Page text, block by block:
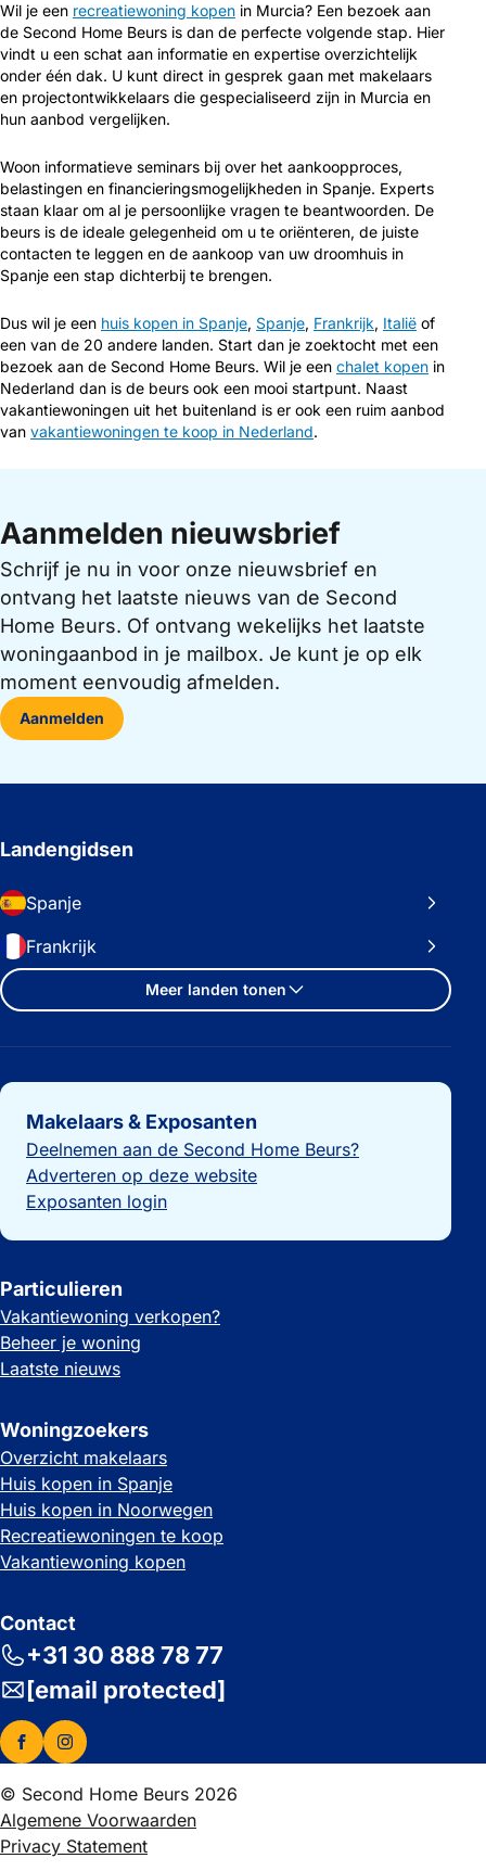
Wil je een recreatiewoning kopen in Murcia? Een bezoek aan
de Second Home Beurs is dan de perfecte volgende stap. Hier
vindt u een schat aan informatie en expertise overzichtelijk
onder één dak. U kunt direct in gesprek gaan met makelaars
en projectontwikkelaars die gespecialiseerd zijn in Murcia en
hun aanbod vergelijken.
Woon informatieve seminars bij over het aankoopproces,
belastingen en financieringsmogelijkheden in Spanje. Experts
staan klaar om al je persoonlijke vragen te beantwoorden. De
beurs is de ideale gelegenheid om u te oriënteren, de juiste
contacten te leggen en de aankoop van uw droomhuis in
Spanje een stap dichterbij te brengen.
Dus wil je een huis kopen in Spanje, Spanje, Frankrijk, Italië of
een van de 20 andere landen. Start dan je zoektocht met een
bezoek aan de Second Home Beurs. Wil je een chalet kopen in
Nederland dan is de beurs ook een mooi startpunt. Naast
vakantiewoningen uit het buitenland is er ook een ruim aanbod
van vakantiewoningen te koop in Nederland.
Aanmelden nieuwsbrief
Schrijf je nu in voor onze nieuwsbrief en
ontvang het laatste nieuws van de Second
Home Beurs. Of ontvang wekelijks het laatste
woningaanbod in je mailbox. Je kunt je op elk
moment eenvoudig afmelden.
Aanmelden
Landengidsen
Spanje
Frankrijk
Meer landen tonen
Belangrijke links
Makelaars & Exposanten
Deelnemen aan de Second Home Beurs?
Adverteren op deze website
Exposanten login
Particulieren
Vakantiewoning verkopen?
Beheer je woning
Laatste nieuws
Woningzoekers
Overzicht makelaars
Huis kopen in Spanje
Huis kopen in Noorwegen
Recreatiewoningen te koop
Vakantiewoning kopen
Contact
+31 30 888 78 77
[email protected]
© Second Home Beurs 2026
Algemene Voorwaarden
Privacy Statement